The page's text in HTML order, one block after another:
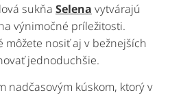
sukňa Selena vytvárajú
výnimočné príležitosti.
môžete nosiťaj v bežnejších
jednoduchšie.
nadčasovým kúskom, ktorýv